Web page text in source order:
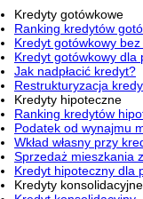
Kredyty gotówkowe
Ranking kredytów
Kredyt gotówkowy
Kredyt gotówkowy dla
Jak nadpłacić kredyt?
Restrukturyzacja
Kredyty hipoteczne
Ranking kredytów
Podatek od wynajmu
Wkład własny przy
Sprzedaż mieszkania
Kredyt hipoteczny dla
Kredyty konsolidacyjne